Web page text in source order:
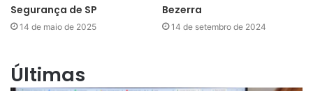
Segurança de SP
14 de maio de 2025
Bezerra
14 de setembro de 2024
Últimas